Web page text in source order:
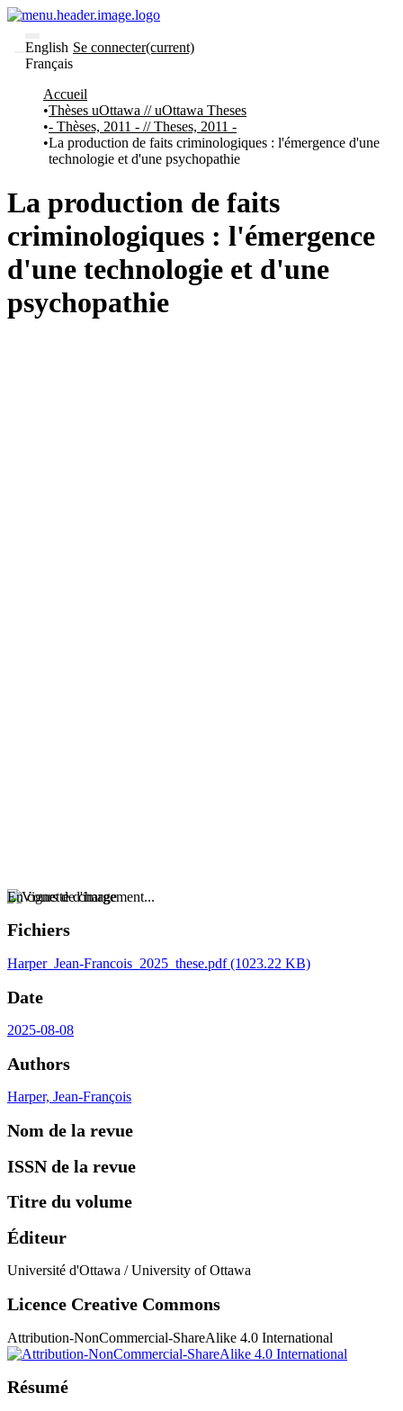
English
Français
Se connecter(current)
et collections
Parcourir
Statistiques
À
de
Recherche
Comment
soumettre
votre
Comment
déposer
Accueil
Thèses uOttawa // uOttawa Theses
- Thèses, 2011 - // Theses, 2011 -
La production de faits criminologiques : l'émergence d'une
technologie et d'une psychopathie
La production de faits
criminologiques : l'émergence
d'une technologie et d'une
psychopathie
En cours de chargement...
Fichiers
Harper_Jean-Francois_2025_these.pdf(1023.22 KB)
Date
2025-08-08
Authors
Harper, Jean-François
Nom de la revue
ISSN de la revue
Titre du volume
Éditeur
Université d'Ottawa / University of Ottawa
Licence Creative Commons
Attribution-NonCommercial-ShareAlike 4.0 International
Résumé